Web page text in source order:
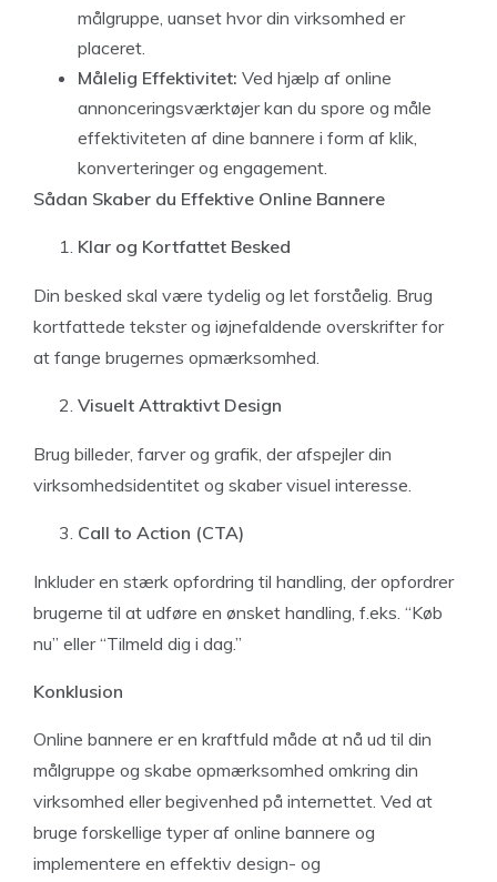
målgruppe, uanset hvor din virksomhed er
placeret.
Målelig Effektivitet: Ved hjælp af online
annonceringsværktøjer kan du spore og måle
effektiviteten af dine bannere i form af klik,
konverteringer og engagement.
Sådan Skaber du Effektive Online Bannere
Klar og Kortfattet Besked
Din besked skal være tydelig og let forståelig. Brug
kortfattede tekster og iøjnefaldende overskrifter for
at fange brugernes opmærksomhed.
Visuelt Attraktivt Design
Brug billeder, farver og grafik, der afspejler din
virksomhedsidentitet og skaber visuel interesse.
Call to Action (CTA)
Inkluder en stærk opfordring til handling, der opfordrer
brugerne til at udføre en ønsket handling, f.eks. “Køb
nu” eller “Tilmeld dig i dag.”
Konklusion
Online bannere er en kraftfuld måde at nå ud til din
målgruppe og skabe opmærksomhed omkring din
virksomhed eller begivenhed på internettet. Ved at
bruge forskellige typer af online bannere og
implementere en effektiv design- og